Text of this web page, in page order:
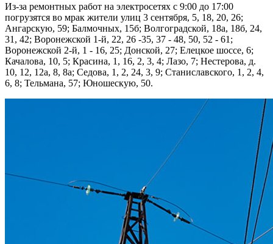
Из-за ремонтных работ на электросетях с 9:00 до 17:00
погрузятся во мрак жители улиц 3 сентября, 5, 18, 20, 26;
Ангарскую, 59; Балмочных, 15б; Волгоградской, 18а, 18б, 24,
31, 42; Воронежской 1-й, 22, 26 -35, 37 - 48, 50, 52 - 61;
Воронежской 2-й, 1 - 16, 25; Донской, 27; Елецкое шоссе, 6;
Качалова, 10, 5; Красина, 1, 16, 2, 3, 4; Лазо, 7; Нестерова, д.
10, 12, 12а, 8, 8а; Седова, 1, 2, 24, 3, 9; Станиславского, 1, 2, 4,
6, 8; Тельмана, 57; Юношескую, 50.